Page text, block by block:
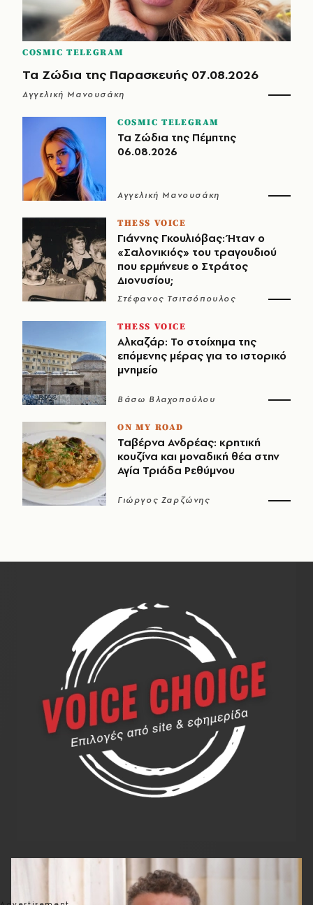
COSMIC TELEGRAM
Τα Ζώδια της Παρασκευής 07.08.2026
Αγγελική Μανουσάκη
COSMIC TELEGRAM
Τα Ζώδια της Πέμπτης
06.08.2026
Αγγελική Μανουσάκη
THESS VOICE
Γιάννης Γκουλιόβας: Ήταν ο
«Σαλονικιός» του τραγουδιού
που ερμήνευε ο Στράτος
Διονυσίου;
Στέφανος Τσιτσόπουλος
THESS VOICE
Αλκαζάρ: Το στοίχημα της
επόμενης μέρας για το ιστορικό
μνημείο
Βάσω Βλαχοπούλου
ON MY ROAD
Ταβέρνα Ανδρέας: κρητική
κουζίνα και μοναδική θέα στην
Αγία Τριάδα Ρεθύμνου
Γιώργος Ζαρζώνης